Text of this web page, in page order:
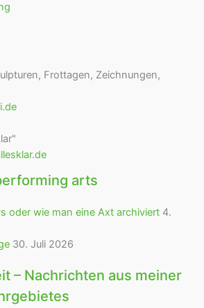
Frottagen, Zeichnungen,
arts
oder wie man eine Axt archiviert 4.
30. Juli 2026
– Nachrichten aus meiner